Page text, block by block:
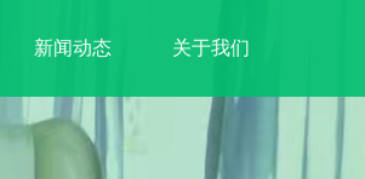
新闻动态 关于我们